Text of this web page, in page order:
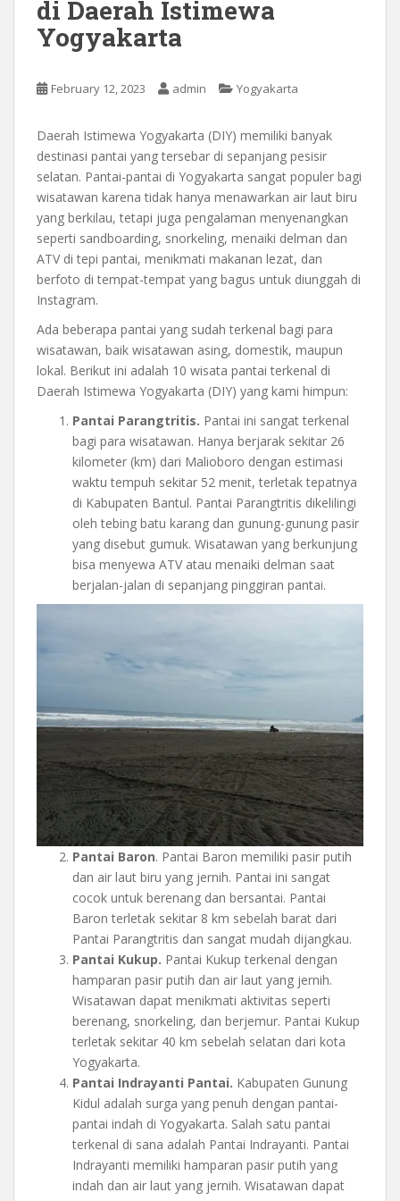
di Daerah Istimewa
Yogyakarta
February 12, 2023 admin Yogyakarta
Daerah Istimewa Yogyakarta (DIY) memiliki banyak
destinasi pantai yang tersebar di sepanjang pesisir
selatan. Pantai-pantai di Yogyakarta sangat populer bagi
wisatawan karena tidak hanya menawarkan air laut biru
yang berkilau, tetapi juga pengalaman menyenangkan
seperti sandboarding, snorkeling, menaiki delman dan
ATV di tepi pantai, menikmati makanan lezat, dan
berfoto di tempat-tempat yang bagus untuk diunggah di
Instagram.
Ada beberapa pantai yang sudah terkenal bagi para
wisatawan, baik wisatawan asing, domestik, maupun
lokal. Berikut ini adalah 10 wisata pantai terkenal di
Daerah Istimewa Yogyakarta (DIY) yang kami himpun:
Pantai Parangtritis. Pantai ini sangat terkenal
bagi para wisatawan. Hanya berjarak sekitar 26
kilometer (km) dari Malioboro dengan estimasi
waktu tempuh sekitar 52 menit, terletak tepatnya
di Kabupaten Bantul. Pantai Parangtritis dikelilingi
oleh tebing batu karang dan gunung-gunung pasir
yang disebut gumuk. Wisatawan yang berkunjung
bisa menyewa ATV atau menaiki delman saat
berjalan-jalan di sepanjang pinggiran pantai.
Pantai Baron. Pantai Baron memiliki pasir putih
dan air laut biru yang jernih. Pantai ini sangat
cocok untuk berenang dan bersantai. Pantai
Baron terletak sekitar 8 km sebelah barat dari
Pantai Parangtritis dan sangat mudah dijangkau.
Pantai Kukup. Pantai Kukup terkenal dengan
hamparan pasir putih dan air laut yang jernih.
Wisatawan dapat menikmati aktivitas seperti
berenang, snorkeling, dan berjemur. Pantai Kukup
terletak sekitar 40 km sebelah selatan dari kota
Yogyakarta.
Pantai Indrayanti Pantai. Kabupaten Gunung
Kidul adalah surga yang penuh dengan pantai-
pantai indah di Yogyakarta. Salah satu pantai
terkenal di sana adalah Pantai Indrayanti. Pantai
Indrayanti memiliki hamparan pasir putih yang
indah dan air laut yang jernih. Wisatawan dapat